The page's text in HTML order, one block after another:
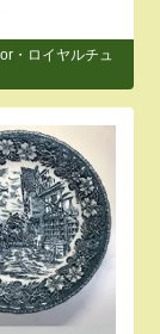
・ロイヤルチュ